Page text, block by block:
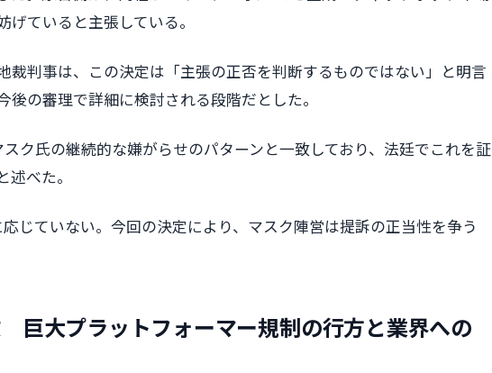
ていると主張している。
裁判事は、この決定は「主張の正否を判断するものではない」と明言
後の審理で詳細に検討される段階だとした。
ク氏の継続的な嫌がらせのパターンと一致しており、法廷でこれを証
べた。
じていない。今回の決定により、マスク陣営は提訴の正当性を争う
巨大プラットフォーマー規制の行方と業界への